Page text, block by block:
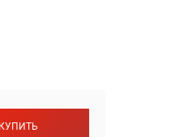
КУПИТЬ